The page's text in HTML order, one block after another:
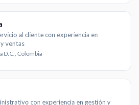
al cliente con experiencia en
ventas
D.C., Colombia
con experiencia en gestión y